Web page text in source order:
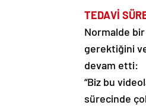
TEDAVİ
Normalde
gerektiğini
devam etti:
“Biz bu
sürecinde